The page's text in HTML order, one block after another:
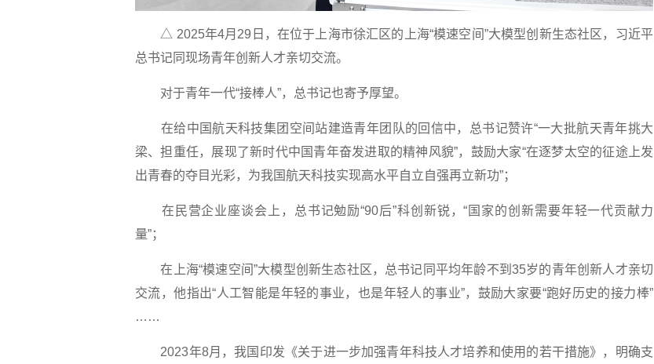
△ 2025年4月29日，在位于上海市徐汇区的上海“模速空间”大模型创新生态社区，习近平
总书记同现场青年创新人才亲切交流。
对于青年一代“接棒人”，总书记也寄予厚望。
在给中国航天科技集团空间站建造青年团队的回信中，总书记赞许“一大批航天青年挑大
梁、担重任，展现了新时代中国青年奋发进取的精神风貌”，鼓励大家“在逐梦太空的征途上发
出青春的夺目光彩，为我国航天科技实现高水平自立自强再立新功”；
在民营企业座谈会上，总书记勉励“90后”科创新锐，“国家的创新需要年轻一代贡献力
量”；
在上海“模速空间”大模型创新生态社区，总书记同平均年龄不到35岁的青年创新人才亲切
交流，他指出“人工智能是年轻的事业，也是年轻人的事业”，鼓励大家要“跑好历史的接力棒”
……
2023年8月，我国印发《关于进一步加强青年科技人才培养和使用的若干措施》，明确支